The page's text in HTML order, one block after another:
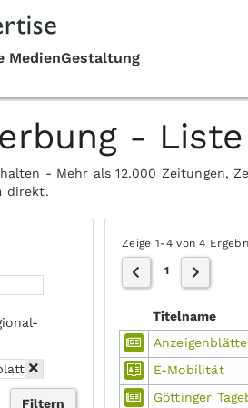
- Liste
- Mehr als 12.000 Zeitungen,
direkt.
Zeige 1-4 von 4
1
Titelname
E-Mobilität
Göttinger